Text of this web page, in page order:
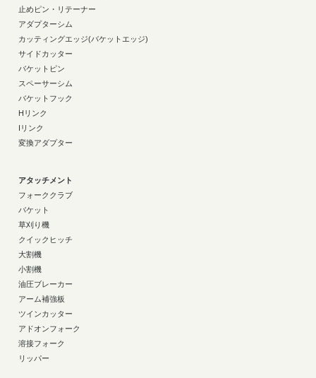
止めピン・リテーナー
アダプターシム
カッティングエッジ(バケットエッジ)
サイドカッター
バケットピン
スペーサーシム
バケットフック
Hリンク
Iリンク
変換アダプター
アタッチメント
フォーククラブ
バケット
草刈り機
クイックヒッチ
大割機
小割機
油圧ブレーカー
アーム補強板
ツインカッター
アドオンフォーク
溶接フォーク
リッパー